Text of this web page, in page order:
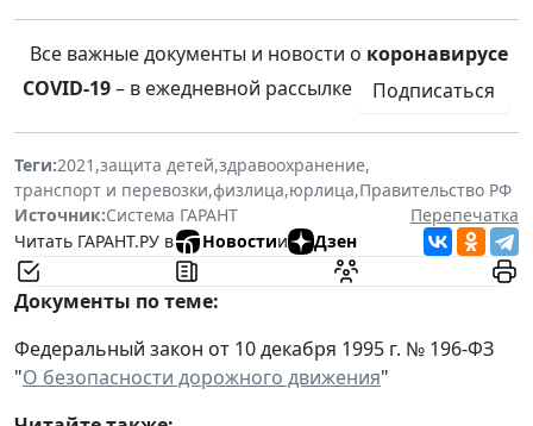
Все важные документы и новости о коронавирусе
COVID-19– в ежедневной рассылке Подписаться
Теги:2021 ,защита детей,здравоохранение,
транспорт и перевозки,физлица,юрлица,Правительство РФ
Источник:Система ГАРАНТ
Перепечатка
Читать ГАРАНТ.РУ в
Новостии Дзен
Документы по теме:
Федеральный закон от 10 декабря 1995 г. № 196-ФЗ
"О безопасности дорожного движения"